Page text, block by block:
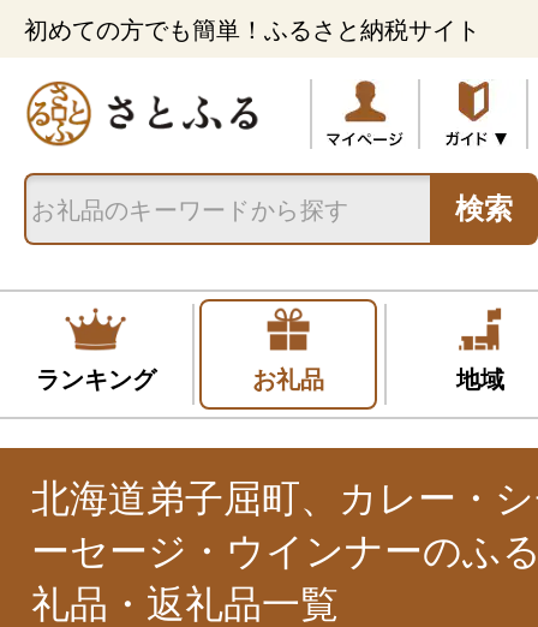
初めての方でも簡単！ふるさと納税サイト
検索
ランキング お礼品 地域
北海道弟子屈町、カレー・
ーセージ・ウインナーのふ
礼品・返礼品一覧